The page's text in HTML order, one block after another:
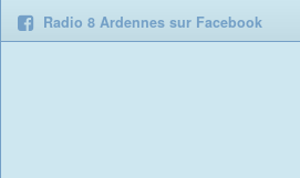
Radio 8 Ardennes sur Facebook